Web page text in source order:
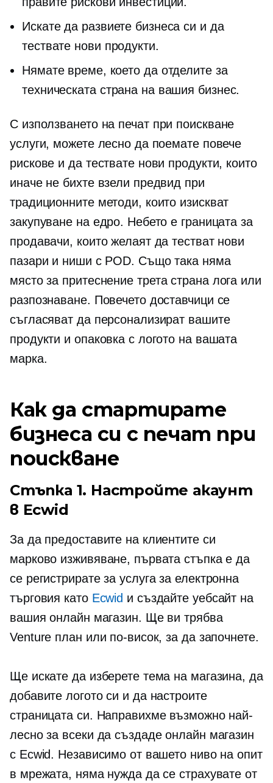
Искате да развиете бизнеса си и да
тествате нови продукти.
Нямате време, което да отделите за
техническата страна на вашия бизнес.
С използването на печат при поискване
услуги, можете лесно да поемате повече
рискове и да тествате нови продукти, които
иначе не бихте взели предвид при
традиционните методи, които изискват
закупуване на едро. Небето е границата за
продавачи, които желаят да тестват нови
пазари и ниши с POD. Също така няма
място за притеснение трета страналога или
разпознаване. Повечето доставчици се
съгласяват да персонализират вашите
продукти и опаковка с логото на вашата
марка.
Как да стартирате
бизнеса си с печат при
поискване
Стъпка 1. Настройте акаунт
в Ecwid
За да предоставите на клиентите си
марково изживяване, първата стъпка е да
се регистрирате за услуга за електронна
търговия катоEcwid и създайте уебсайт на
вашия онлайн магазин. Ще ви трябва
Venture план или по-висок, за да започнете.
Ще искате да изберете тема на магазина, да
добавите логото си и да настроите
страницата си. Направихме възможно най-
лесно за всеки да създаде онлайн магазин
с Ecwid. Независимо от вашето ниво на опит
в мрежата, няма нужда да се страхувате от